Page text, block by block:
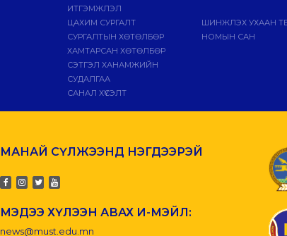
ИТГЭМЖЛЭЛ
ЦАХИМ СУРГАЛТ
СУРГАЛТЫН ХӨТӨЛБӨР
ХАМТАРСАН ХӨТӨЛБӨР
СЭТГЭЛ ХАНАМЖИЙН
СУДАЛГАА
САНАЛ ХҮСЭЛТ
ШИНЖЛЭХ УХААН
НОМЫН САН
МАНАЙ СҮЛЖЭЭНД НЭГДЭЭРЭЙ
МЭДЭЭ ХҮЛЭЭН АВАХ И-МЭЙЛ:
news@must.edu.mn